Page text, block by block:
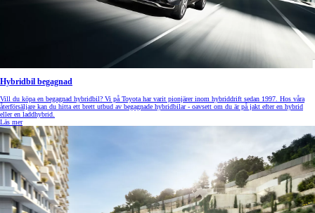
Hybridbil begagnad
Vill du köpa en begagnad hybridbil? Vi på Toyota har varit pionjärer inom hybriddrift sedan 1997. Hos våra
återförsäljare kan du hitta ett brett utbud av begagnade hybridbilar - oavsett om du är på jakt efter en hybrid
eller en laddhybrid.
Läs mer